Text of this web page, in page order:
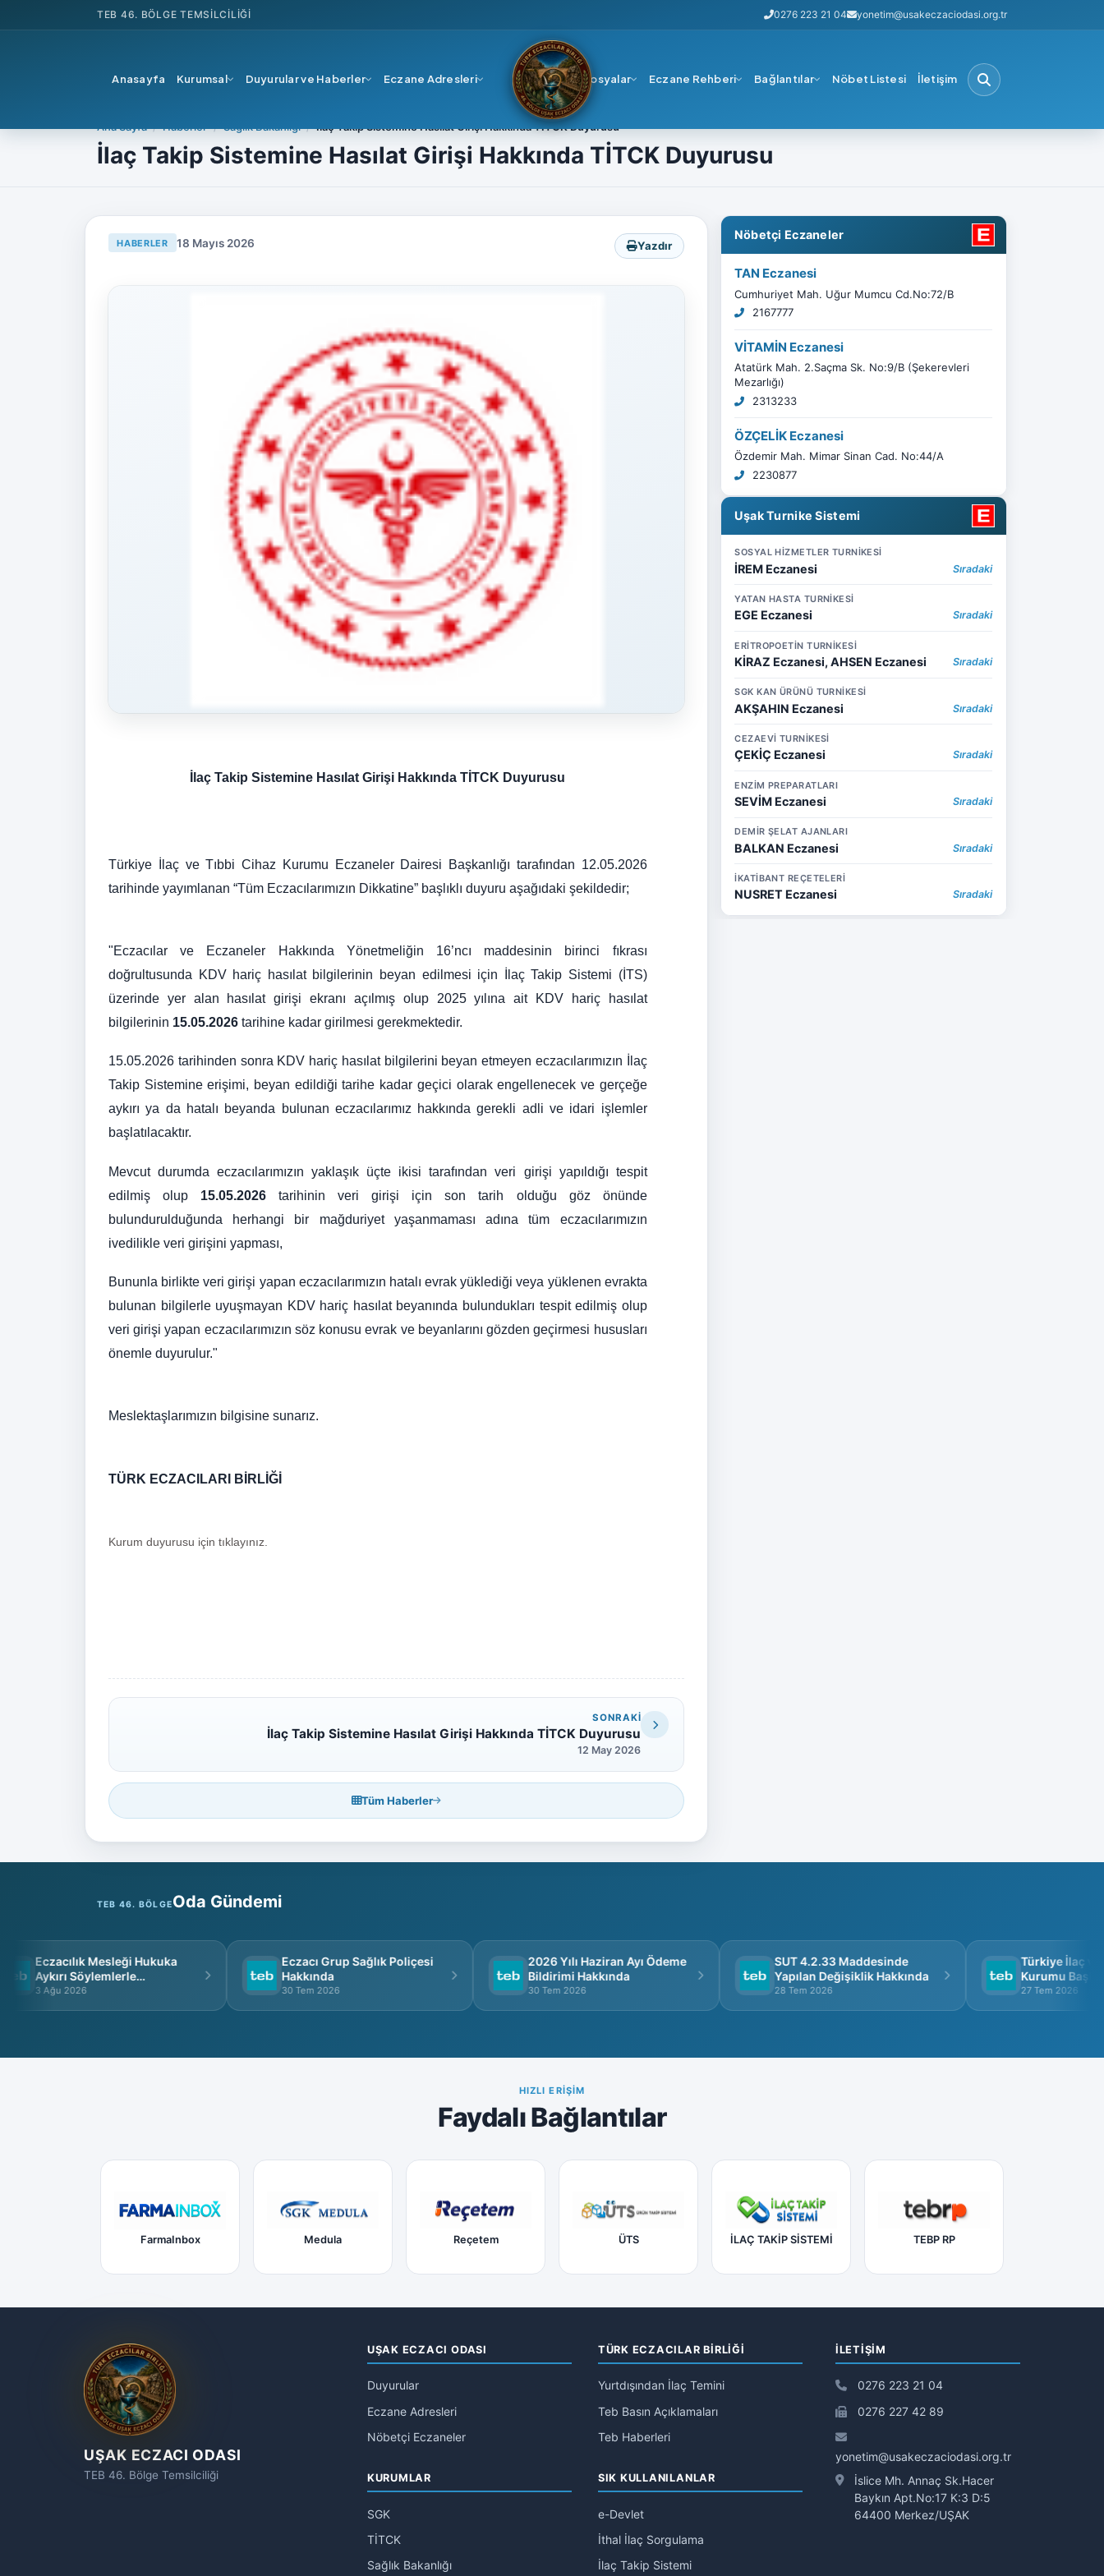
TEB 46. BÖLGE TEMSILCILIĞI 0276 223 21 04 yonetim@usakeczaciodasi.org.tr
Anasayfa Kurumsal Duyurular ve Haberler Eczane Adresleri Dosyalar Eczane Rehberi Bağlantılar Nöbet Listesi İletişim
Ana Sayfa Haberler Sağlık Bakanlığı İlaç Takip Sistemine Hasılat Girişi Hakkında TİTCK Duyurusu
İlaç Takip Sistemine Hasılat Girişi Hakkında TİTCK Duyurusu
HABERLER 18 Mayıs 2026 Yazdır
İlaç Takip Sistemine Hasılat Girişi Hakkında TİTCK Duyurusu
Türkiye İlaç ve Tıbbi Cihaz Kurumu Eczaneler Dairesi Başkanlığı tarafından 12.05.2026
tarihinde yayımlanan “Tüm Eczacılarımızın Dikkatine” başlıklı duyuru aşağıdaki şekildedir;
"Eczacılar ve Eczaneler Hakkında Yönetmeliğin 16’ncı maddesinin birinci fıkrası
doğrultusunda KDV hariç hasılat bilgilerinin beyan edilmesi için İlaç Takip Sistemi (İTS)
üzerinde yer alan hasılat girişi ekranı açılmış olup 2025 yılına ait KDV hariç hasılat
bilgilerinin 15.05.2026 tarihine kadar girilmesi gerekmektedir.
15.05.2026 tarihinden sonra KDV hariç hasılat bilgilerini beyan etmeyen eczacılarımızın İlaç
Takip Sistemine erişimi, beyan edildiği tarihe kadar geçici olarak engellenecek ve gerçeğe
aykırı ya da hatalı beyanda bulunan eczacılarımız hakkında gerekli adli ve idari işlemler
başlatılacaktır.
Mevcut durumda eczacılarımızın yaklaşık üçte ikisi tarafından veri girişi yapıldığı tespit
edilmiş olup 15.05.2026 tarihinin veri girişi için son tarih olduğu göz önünde
bulundurulduğunda herhangi bir mağduriyet yaşanmaması adına tüm eczacılarımızın
ivedilikle veri girişini yapması,
Bununla birlikte veri girişi yapan eczacılarımızın hatalı evrak yüklediği veya yüklenen evrakta
bulunan bilgilerle uyuşmayan KDV hariç hasılat beyanında bulundukları tespit edilmiş olup
veri girişi yapan eczacılarımızın söz konusu evrak ve beyanlarını gözden geçirmesi hususları
önemle duyurulur."
Meslektaşlarımızın bilgisine sunarız.
TÜRK ECZACILARI BİRLİĞİ
Kurum duyurusu için tıklayınız.
SONRAKI
İlaç Takip Sistemine Hasılat Girişi Hakkında TİTCK Duyurusu
12 May 2026
Tüm Haberler
Nöbetçi Eczaneler
TAN Eczanesi
Cumhuriyet Mah. Uğur Mumcu Cd.No:72/B
2167777
VİTAMİN Eczanesi
Atatürk Mah. 2.Saçma Sk. No:9/B (Şekerevleri
Mezarlığı)
2313233
ÖZÇELİK Eczanesi
Özdemir Mah. Mimar Sinan Cad. No:44/A
2230877
Uşak Turnike Sistemi
SOSYAL HİZMETLER TURNİKESİ
İREM Eczanesi Sıradaki
YATAN HASTA TURNİKESİ
EGE Eczanesi Sıradaki
ERİTROPOETİN TURNİKESİ
KİRAZ Eczanesi, AHSEN Eczanesi Sıradaki
SGK KAN ÜRÜNÜ TURNİKESİ
AKŞAHIN Eczanesi Sıradaki
CEZAEVİ TURNİKESİ
ÇEKİÇ Eczanesi Sıradaki
ENZİM PREPARATLARI
SEVİM Eczanesi Sıradaki
DEMİR ŞELAT AJANLARI
BALKAN Eczanesi Sıradaki
İKATİBANT REÇETELERİ
NUSRET Eczanesi Sıradaki
TEB 46. BÖLGEOda Gündemi
Eczacılık Mesleği Hukuka
Aykırı Söylemlerle
İtibarsızlaştırılamaz
3 Ağu 2026
Eczacı Grup Sağlık Poliçesi
Hakkında
30 Tem 2026
2026 Yılı Haziran Ayı Ödeme
Bildirimi Hakkında
30 Tem 2026
SUT 4.2.33 Maddesinde
Yapılan Değişiklik Hakkında
28 Tem 2026
Türkiye İlaç ve
Kurumu
Görüşme
27 Tem 2026
HIZLI ERIŞIM
Faydalı Bağlantılar
FarmaInbox Medula Reçetem ÜTS İLAÇ TAKİP SİSTEMİ TEBP RP
UŞAK ECZACI ODASI
TEB 46. Bölge Temsilciliği
UŞAK ECZACI ODASI
Duyurular
Eczane Adresleri
Nöbetçi Eczaneler
TÜRK ECZACILAR BİRLİĞİ
Yurtdışından İlaç Temini
Teb Basın Açıklamaları
Teb Haberleri
KURUMLAR
SGK
TİTCK
Sağlık Bakanlığı
SIK KULLANILANLAR
e-Devlet
İthal İlaç Sorgulama
İlaç Takip Sistemi
İLETIŞIM
0276 223 21 04
0276 227 42 89
yonetim@usakeczaciodasi.org.tr
İslice Mh. Annaç Sk.Hacer
Baykın Apt.No:17 K:3 D:5
64400 Merkez/UŞAK